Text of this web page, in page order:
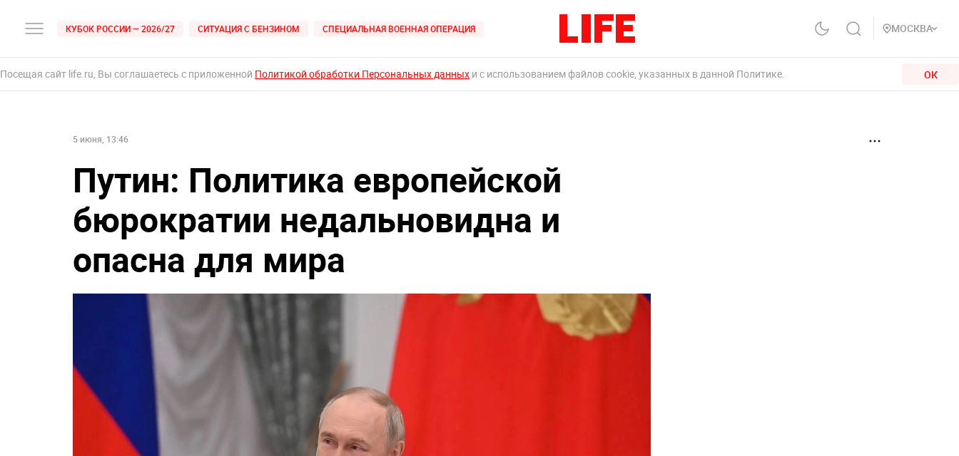
КУБОК РОССИИ — 2026/27 СИТУАЦИЯ С БЕНЗИНОМ СПЕЦИАЛЬНАЯ ВОЕННАЯ ОПЕРАЦИЯ МОСКВА
Посещая сайт life.ru, Вы соглашаетесь с приложенной Политикой обработки Персональных данных и с использованием файлов cookie, указанных в данной Политике. ОК
5 июня, 13:46
Путин: Политика европейской
бюрократии недальновидна и
опасна для мира